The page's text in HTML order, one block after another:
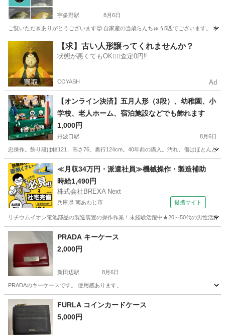
宇多野駅 8月6日
ご覧いただきありがとうございます😊 自家産の当歳らんちゅう5匹でございます。 水
宇多野駅 その他 らんちゅう
【求】古い人形譲ってくれませんか？
状態が悪くてもOK🙆‍♀️査定0円‼️
COYASH Ad
【オンライン決済】五月人形（3段）、幼稚園、小
学校、老人ホーム、宿泊施設などでも飾れます
1,000円
丹波口駅 8月6日
忠保作。飾り段は幅121、高さ76、奥行124cm。40年前の購入。汚れ、傷はほとんど
京都 京都市 丹波口駅 その他
≪月収34万円・派遣社員≫機械操作・製造補助
時給1,490円
株式会社BREXA Next
兵庫県 南あわじ市 提携サイト
リチウムイオン電池部品の製造装置の操作作業！未経験活躍中★20～50代の男性活
兵庫 南あわじ市 その他
PRADA キーケース
2,000円
新田辺駅 8月6日
PRADAのキーケースです。 使用感あります。
京都 京田辺市 その他
FURLA コインカードケース
5,000円